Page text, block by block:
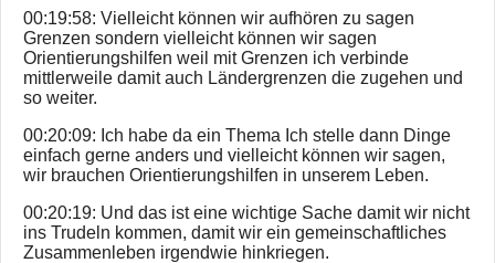
00:19:58: Vielleicht können wir aufhören zu sagen
Grenzen sondern vielleicht können wir sagen
Orientierungshilfen weil mit Grenzen ich verbinde
mittlerweile damit auch Ländergrenzen die zugehen und
so weiter.
00:20:09: Ich habe da ein Thema Ich stelle dann Dinge
einfach gerne anders und vielleicht können wir sagen,
wir brauchen Orientierungshilfen in unserem Leben.
00:20:19: Und das ist eine wichtige Sache damit wir nicht
ins Trudeln kommen, damit wir ein gemeinschaftliches
Zusammenleben irgendwie hinkriegen.